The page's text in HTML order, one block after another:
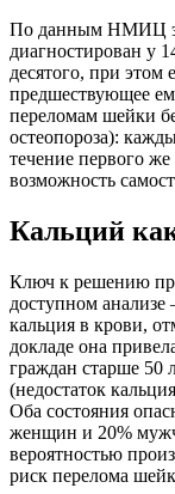
По данным НМИЦ
диагностирован у
десятого, при
предшествующее
переломам шейки
остеопороза):
течение первого
возможность
Кальций
Ключ к решению
доступном
кальция в крови,
докладе она
граждан старше 50
(недостаток
Оба состояния
женщин и 20%
вероятностью
риск перелома